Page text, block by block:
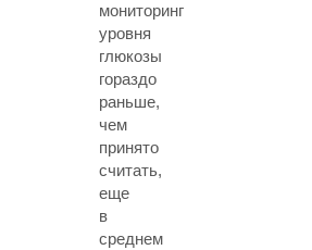
мониторинг
уровня
глюкозы
гораздо
раньше,
чем
принято
считать,
еще
в
среднем